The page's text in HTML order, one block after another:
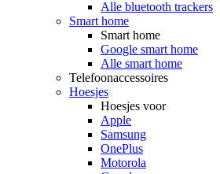
Alle bluetooth trackers
Smart home
Smart home
Google smart home
Alle smart home
Telefoonaccessoires
Hoesjes
Hoesjes voor
Apple
Samsung
OnePlus
Motorola